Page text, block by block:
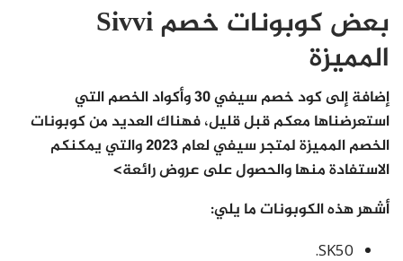
بعض كوبونات خصم Sivvi
المميزة
إضافة إلى كود خصم سيفي 30 وأكواد الخصم التي
استعرضناها معكم قبل قليل، فهناك العديد من كوبونات
الخصم المميزة لمتجر سيفي لعام 2023 والتي يمكنكم
الاستفادة منها والحصول على عروض رائعة>
أشهر هذه الكوبونات ما يلي:
SK50.